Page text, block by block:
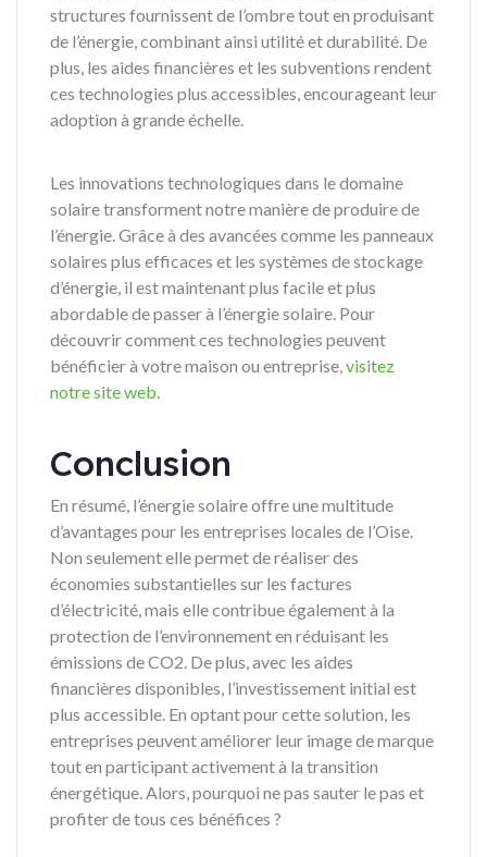
structures fournissent de l’ombre tout en produisant
de l’énergie, combinant ainsi utilité et durabilité. De
plus, les aides financières et les subventions rendent
ces technologies plus accessibles, encourageant leur
adoption à grande échelle.
Les innovations technologiques dans le domaine
solaire transforment notre manière de produire de
l’énergie. Grâce à des avancées comme les panneaux
solaires plus efficaces et les systèmes de stockage
d’énergie, il est maintenant plus facile et plus
abordable de passer à l’énergie solaire. Pour
découvrir comment ces technologies peuvent
bénéficier à votre maison ou entreprise, visitez
notre site web
Conclusion
En résumé, l’énergie solaire offre une multitude
d’avantages pour les entreprises locales de l’Oise.
Non seulement elle permet de réaliser des
économies substantielles sur les factures
d’électricité, mais elle contribue également à la
protection de l’environnement en réduisant les
émissions de CO2. De plus, avec les aides
financières disponibles, l’investissement initial est
plus accessible. En optant pour cette solution, les
entreprises peuvent améliorer leur image de marque
tout en participant activement à la transition
énergétique. Alors, pourquoi ne pas sauter le pas et
profiter de tous ces bénéfices ?